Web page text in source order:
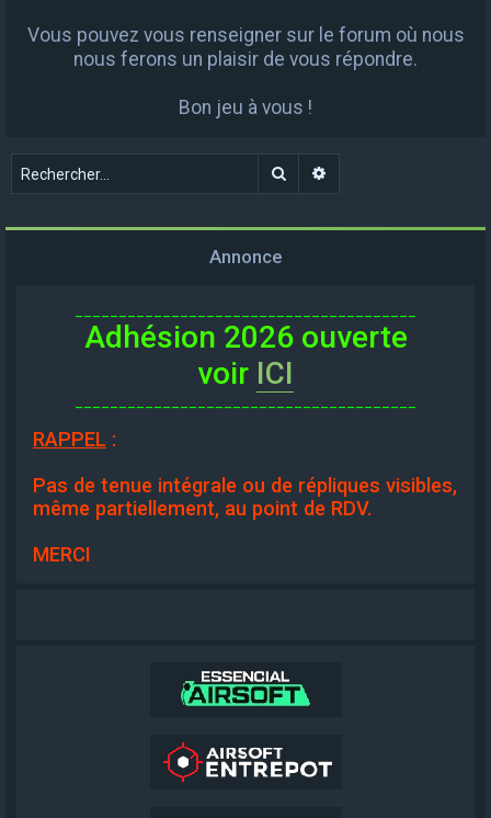
Vous pouvez vous renseigner sur le forum où nous
nous ferons un plaisir de vous répondre.
Bon jeu à vous !
Rechercher
Annonce
Adhésion 2026 ouverte
voir ICI
RAPPEL :
Pas de tenue intégrale ou de répliques visibles,
même partiellement, au point de RDV.
MERCI